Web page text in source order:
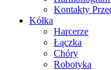
Kontakty
Kółka
Harcerze
Łączka
Chóry
Robotyka